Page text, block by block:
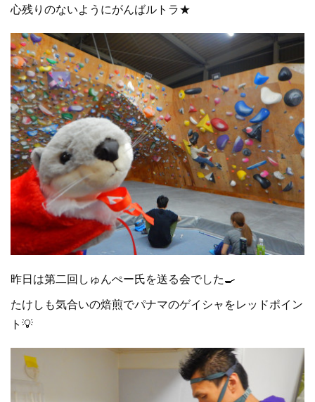
心残りのないようにがんばルトラ★
昨日は第二回しゅんぺー氏を送る会でした🍳
たけしも気合いの焙煎でパナマのゲイシャをレッドポイン
ト💡